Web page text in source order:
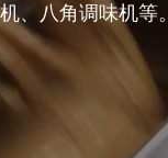
、八角调味机等。